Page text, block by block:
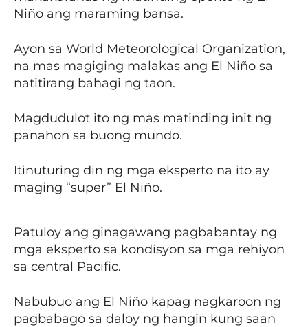
Niño ang maraming bansa.
Ayon sa World Meteorological Organization,
na mas magiging malakas ang El Niño sa
natitirang bahagi ng taon.
Magdudulot ito ng mas matinding init ng
panahon sa buong mundo.
Itinuturing din ng mga eksperto na ito ay
maging “super” El Niño.
Patuloy ang ginagawang pagbabantay ng
mga eksperto sa kondisyon sa mga rehiyon
sa central Pacific.
Nabubuo ang El Niño kapag nagkaroon ng
pagbabago sa daloy ng hangin kung saan